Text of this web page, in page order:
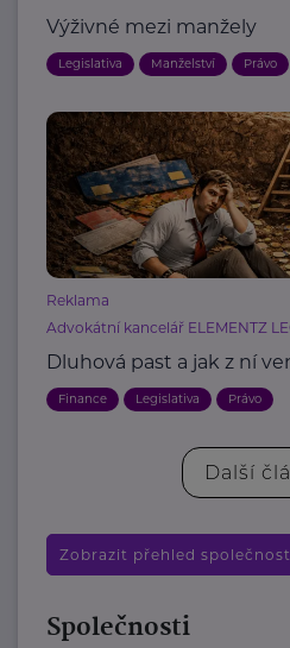
Výživné mezi manžely
Legislativa Manželství Právo
Reklama
Advokátní kancelář ELEMENTZ
Dluhová past a jak z ní
Finance Legislativa Právo
Další
Zobrazit přehled
Společnosti